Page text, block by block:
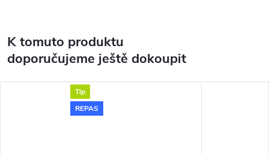
K tomuto produktu
doporučujeme ještě dokoupit
Tip
REPAS